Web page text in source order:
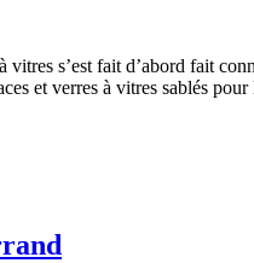
s’est fait d’abord fait
et verres à vitres sablés